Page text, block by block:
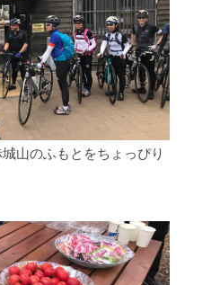
山のふもとをちょっぴり